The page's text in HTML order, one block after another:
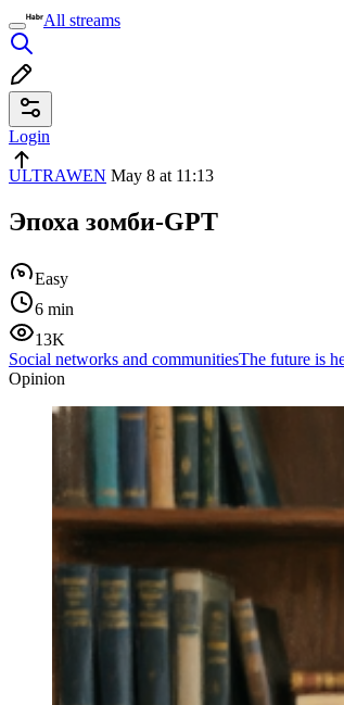
All streams
Login
ULTRAWEN May 8 at 11:13
Эпоха зомби-GPT
Easy
6 min
13K
Social networks and communitiesThe future is
Opinion